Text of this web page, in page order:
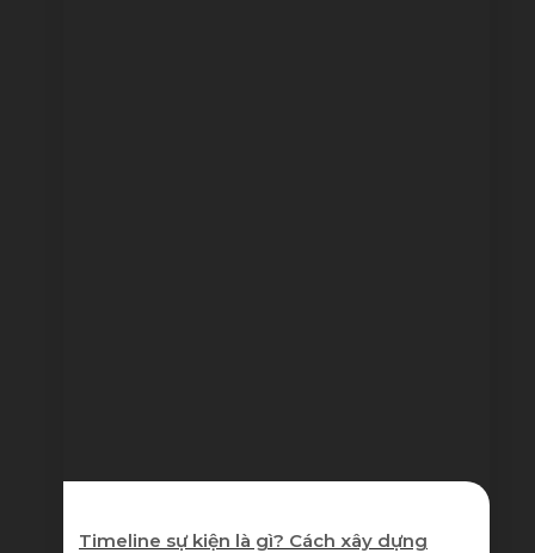
Timeline sự kiện là gì? Cách xây dựng